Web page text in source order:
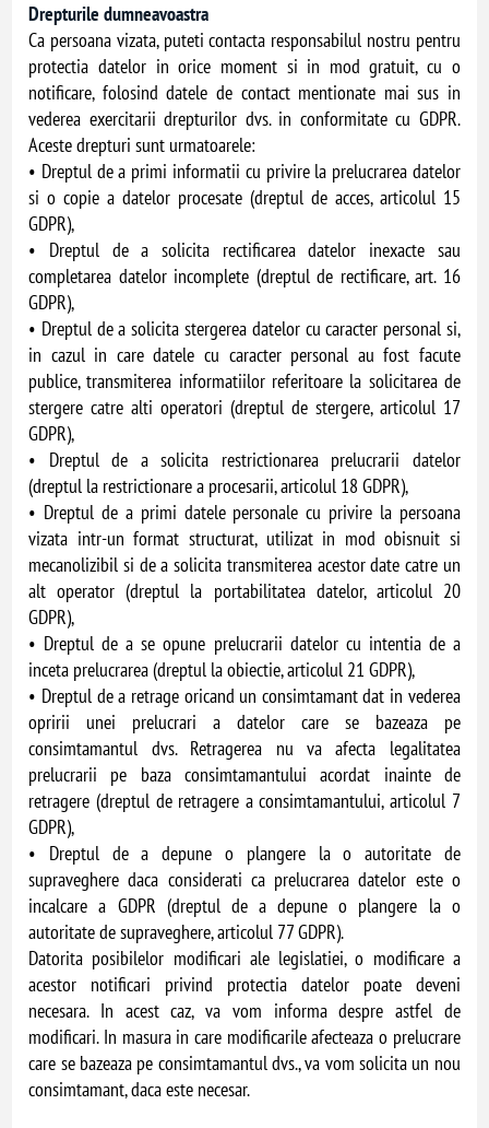
Drepturile dumneavoastra
Ca persoana vizata, puteti contacta responsabilul nostru pentru
protectia datelor in orice moment si in mod gratuit, cu o
notificare, folosind datele de contact mentionate mai sus in
vederea exercitarii drepturilor dvs. in conformitate cu GDPR.
Aceste drepturi sunt urmatoarele:
• Dreptul de a primi informatii cu privire la prelucrarea datelor
si o copie a datelor procesate (dreptul de acces, articolul 15
GDPR),
• Dreptul de a solicita rectificarea datelor inexacte sau
completarea datelor incomplete (dreptul de rectificare, art. 16
GDPR),
• Dreptul de a solicita stergerea datelor cu caracter personal si,
in cazul in care datele cu caracter personal au fost facute
publice, transmiterea informatiilor referitoare la solicitarea de
stergere catre alti operatori (dreptul de stergere, articolul 17
GDPR),
• Dreptul de a solicita restrictionarea prelucrarii datelor
(dreptul la restrictionare a procesarii, articolul 18 GDPR),
• Dreptul de a primi datele personale cu privire la persoana
vizata intr-un format structurat, utilizat in mod obisnuit si
mecanolizibil si de a solicita transmiterea acestor date catre un
alt operator (dreptul la portabilitatea datelor, articolul 20
GDPR),
• Dreptul de a se opune prelucrarii datelor cu intentia de a
inceta prelucrarea (dreptul la obiectie, articolul 21 GDPR),
• Dreptul de a retrage oricand un consimtamant dat in vederea
opririi unei prelucrari a datelor care se bazeaza pe
consimtamantul dvs. Retragerea nu va afecta legalitatea
prelucrarii pe baza consimtamantului acordat inainte de
retragere (dreptul de retragere a consimtamantului, articolul 7
GDPR),
• Dreptul de a depune o plangere la o autoritate de
supraveghere daca considerati ca prelucrarea datelor este o
incalcare a GDPR (dreptul de a depune o plangere la o
autoritate de supraveghere, articolul 77 GDPR).
Datorita posibilelor modificari ale legislatiei, o modificare a
acestor notificari privind protectia datelor poate deveni
necesara. In acest caz, va vom informa despre astfel de
modificari. In masura in care modificarile afecteaza o prelucrare
care se bazeaza pe consimtamantul dvs., va vom solicita un nou
consimtamant, daca este necesar.